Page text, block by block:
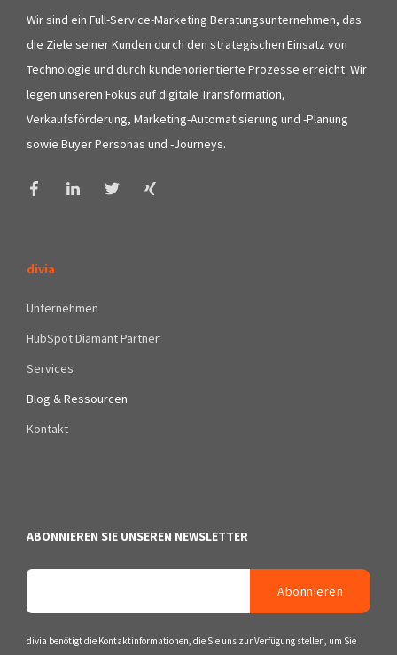
Wir sind ein Full-Service-Marketing Beratungsunternehmen, das
die Ziele seiner Kunden durch den strategischen Einsatz von
Technologie und durch kundenorientierte Prozesse erreicht. Wir
legen unseren Fokus auf digitale Transformation,
Verkaufsförderung, Marketing-Automatisierung und -Planung
sowie Buyer Personas und -Journeys.
divia
Unternehmen
HubSpot Diamant Partner
Services
Blog & Ressourcen
Kontakt
ABONNIEREN SIE UNSEREN NEWSLETTER
divia benötigt die Kontaktinformationen, die Sie uns zur Verfügung stellen, um Sie